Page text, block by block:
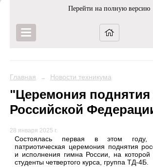
Перейти на полную версию
Главная → Новости техникума
"Церемония поднятия
Российской
28 января 2025 г.
Состоялась первая в этом году,
патриотическая церемония поднятия
и исполнения гимна России, на которой
студенты четвертого курса, группа ТД-4Б.